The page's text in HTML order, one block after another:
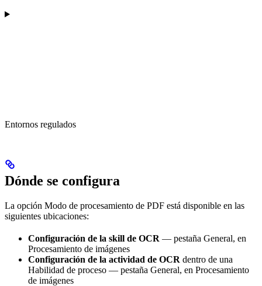
Entornos regulados
Dónde se configura
La opción Modo de procesamiento de PDF está disponible en las
siguientes ubicaciones:
Configuración de la skill de OCR — pestaña General, en
Procesamiento de imágenes
Configuración de la actividad de OCR dentro de una
Habilidad de proceso — pestaña General, en Procesamiento
de imágenes